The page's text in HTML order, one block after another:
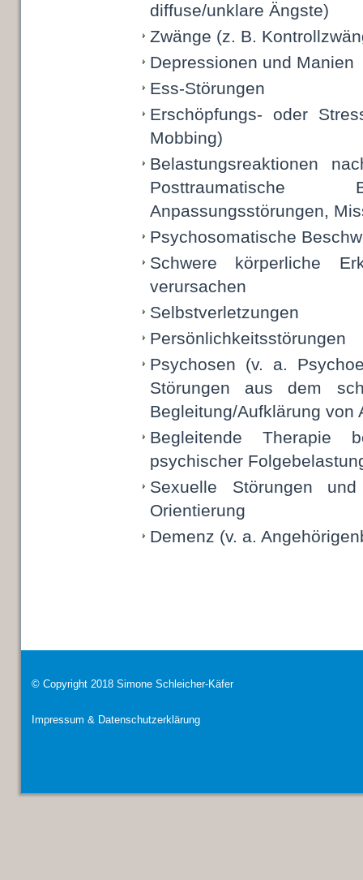
diffuse/unklare Ängste)
Zwänge (z. B.
Depressionen und Manien
Ess-Störungen
Erschöpfungs- oder
Mobbing)
Belastungsreaktionen
Posttraumatische
Anpassungsstörungen,
Psychosomatische
Schwere körperliche
verursachen
Selbstverletzungen
Persönlichkeitsstörungen
Psychosen (v. a.
Störungen aus dem
Begleitung/Aufklärung von
Begleitende Therapie
psychischer
Sexuelle Störungen
Orientierung
Demenz (v. a.
© Copyright 2018 Simone Schleicher-Käfer
Impressum & Datenschutzerklärung